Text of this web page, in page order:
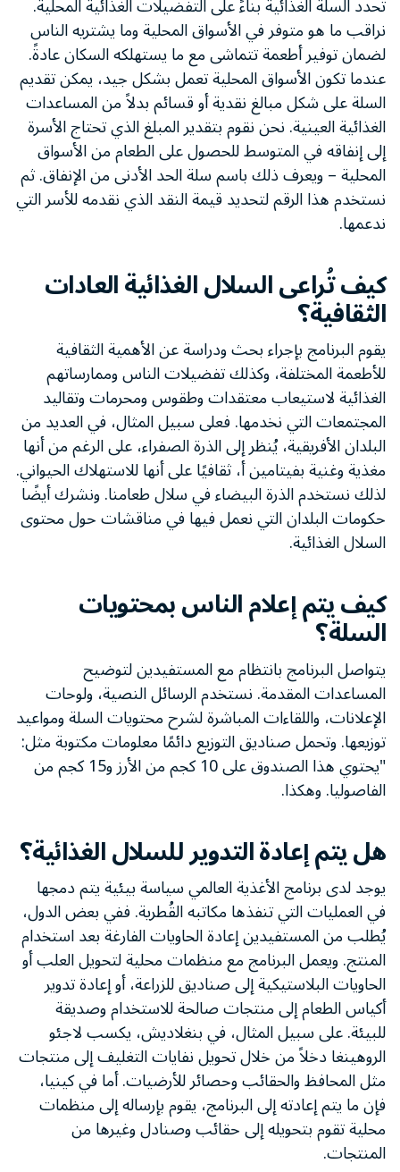
نراقب ما هو متوفر في الأسواق المحلية وما يشتريه الناس
لضمان توفير أطعمة تتماشى مع ما يستهلكه السكان عادةً.
عندما تكون الأسواق المحلية تعمل بشكل جيد، يمكن تقديم
السلة على شكل مبالغ نقدية أو قسائم بدلاً من المساعدات
الغذائية العينية. نحن نقوم بتقدير المبلغ الذي تحتاج الأسرة
إلى إنفاقه في المتوسط للحصول على الطعام من الأسواق
المحلية – ويعرف ذلك باسم سلة الحد الأدنى من الإنفاق. ثم
نستخدم هذا الرقم لتحديد قيمة النقد الذي نقدمه للأسر التي
ندعمها.
كيف تُراعى السلال الغذائية العادات
الثقافية؟
يقوم البرنامج بإجراء بحث ودراسة عن الأهمية الثقافية
للأطعمة المختلفة، وكذلك تفضيلات الناس وممارساتهم
الغذائية لاستيعاب معتقدات وطقوس ومحرمات وتقاليد
المجتمعات التي نخدمها. فعلى سبيل المثال، في العديد من
البلدان الأفريقية، يُنظر إلى الذرة الصفراء، على الرغم من أنها
مغذية وغنية بفيتامين أ، ثقافيًا على أنها للاستهلاك الحيواني.
لذلك نستخدم الذرة البيضاء في سلال طعامنا. ونشرك أيضًا
حكومات البلدان التي نعمل فيها في مناقشات حول محتوى
السلال الغذائية.
كيف يتم إعلام الناس بمحتويات
السلة؟
يتواصل البرنامج بانتظام مع المستفيدين لتوضيح
المساعدات المقدمة. نستخدم الرسائل النصية، ولوحات
الإعلانات، واللقاءات المباشرة لشرح محتويات السلة ومواعيد
توزيعها. وتحمل صناديق التوزيع دائمًا معلومات مكتوبة مثل:
"يحتوي هذا الصندوق على 10 كجم من الأرز و15 كجم من
الفاصوليا. وهكذا.
هل يتم إعادة التدوير للسلال الغذائية؟
يوجد لدى برنامج الأغذية العالمي سياسة بيئية يتم دمجها
في العمليات التي تنفذها مكاتبه القُطرية. ففي بعض الدول،
يُطلب من المستفيدين إعادة الحاويات الفارغة بعد استخدام
المنتج. ويعمل البرنامج مع منظمات محلية لتحويل العلب أو
الحاويات البلاستيكية إلى صناديق للزراعة، أو إعادة تدوير
أكياس الطعام إلى منتجات صالحة للاستخدام وصديقة
للبيئة. على سبيل المثال، في بنغلاديش، يكسب لاجئو
الروهينغا دخلاً من خلال تحويل نفايات التغليف إلى منتجات
مثل المحافظ والحقائب وحصائر للأرضيات. أما في كينيا،
فإن ما يتم إعادته إلى البرنامج، يقوم بإرساله إلى منظمات
محلية تقوم بتحويله إلى حقائب وصنادل وغيرها من
المنتجات.